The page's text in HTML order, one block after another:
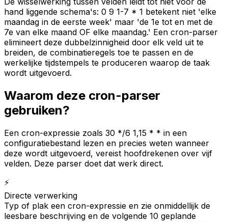
hand liggende schema's: 0 9 1-7 * 1 betekent niet 'elke
maandag in de eerste week' maar 'de 1e tot en met de
7e van elke maand OF elke maandag.' Een cron-parser
elimineert deze dubbelzinnigheid door elk veld uit te
breiden, de combinatieregels toe te passen en de
werkelijke tijdstempels te produceren waarop de taak
wordt uitgevoerd.
Waarom deze cron-parser
gebruiken?
Een cron-expressie zoals 30 */6 1,15 * * in een
configuratiebestand lezen en precies weten wanneer
deze wordt uitgevoerd, vereist hoofdrekenen over vijf
velden. Deze parser doet dat werk direct.
⚡
Directe verwerking
Typ of plak een cron-expressie en zie onmiddellijk de
leesbare beschrijving en de volgende 10 geplande